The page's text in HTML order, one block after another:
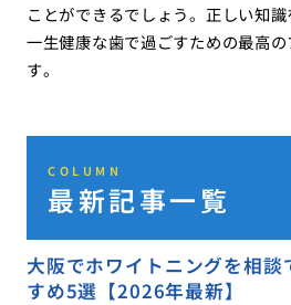
ことができるでしょう。正しい知識
一生健康な歯で過ごすための最高
す。
COLUMN
最新記事一覧
大阪でホワイトニングを相
すめ5選【2026年最新】